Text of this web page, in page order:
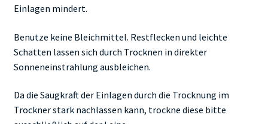
Einlagen mindert.
Benutze keine Bleichmittel. Restflecken und leichte
Schatten lassen sich durch Trocknen in direkter
Sonneneinstrahlung ausbleichen.
Da die Saugkraft der Einlagen durch die Trocknung im
Trockner stark nachlassen kann, trockne diese bitte